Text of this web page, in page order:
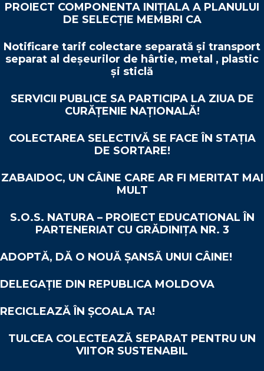
PROIECT COMPONENTA INIȚIALA A PLANULUI
DE SELECȚIE MEMBRI CA
Notificare tarif colectare separată și transport
separat al deșeurilor de hârtie, metal , plastic
și sticlă
SERVICII PUBLICE SA PARTICIPA LA ZIUA DE
CURĂȚENIE NAȚIONALĂ!
COLECTAREA SELECTIVĂ SE FACE ÎN STAȚIA
DE SORTARE!
ZABAIDOC, UN CÂINE CARE AR FI MERITAT MAI
MULT
S.O.S. NATURA – PROIECT EDUCATIONAL ÎN
PARTENERIAT CU GRĂDINIȚA NR. 3
ADOPTĂ, DĂ O NOUĂ ȘANSĂ UNUI CÂINE!
DELEGAȚIE DIN REPUBLICA MOLDOVA
RECICLEAZĂ ÎN ȘCOALA TA!
TULCEA COLECTEAZĂ SEPARAT PENTRU UN
VIITOR SUSTENABIL